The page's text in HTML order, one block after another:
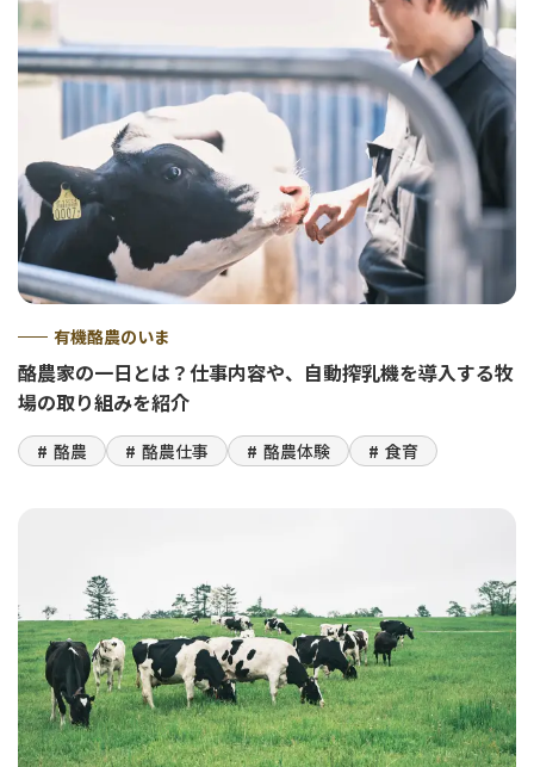
有機酪農のいま
酪農家の一日とは？仕事内容や、自動搾乳機を導入する牧
場の取り組みを紹介
酪農 酪農仕事 酪農体験 食育